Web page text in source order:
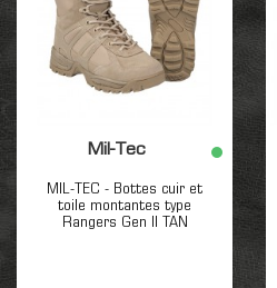
Mil-Tec
MIL-TEC - Bottes cuir et
toile montantes type
Rangers Gen II TAN